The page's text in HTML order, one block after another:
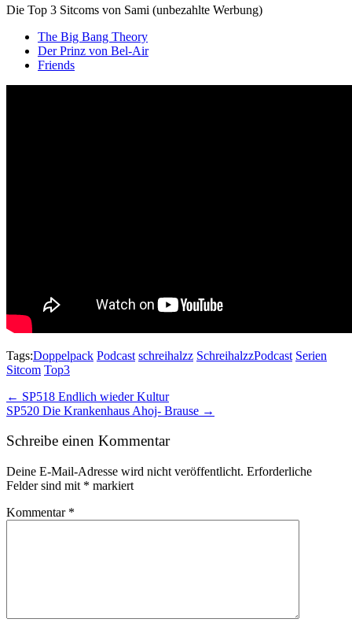
Die Top 3 Sitcoms von Sami (unbezahlte Werbung)
The Big Bang Theory
Der Prinz von Bel-Air
Friends
Tags:Doppelpack Podcast schreihalzz SchreihalzzPodcast Serien
Sitcom Top3
Post
navigation
← SP518 Endlich wieder Kultur
SP520 Die Krankenhaus Ahoj- Brause →
Schreibe einen Kommentar
Deine E-Mail-Adresse wird nicht veröffentlicht. Erforderliche
Felder sind mit * markiert
Kommentar *